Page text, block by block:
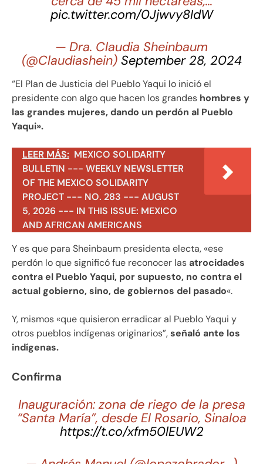
pic.twitter.com/0Jjwvy8IdW
— Dra. Claudia Sheinbaum
(@Claudiashein) September 28, 2024
“El Plan de Justicia del Pueblo Yaqui lo inició el
presidente con algo que hacen los grandes hombres y
las grandes mujeres, dando un perdón al Pueblo
Yaqui».
LEER MÁS: MEXICO SOLIDARITY
BULLETIN --- WEEKLY NEWSLETTER
OF THE MEXICO SOLIDARITY
PROJECT --- NO. 283 --- AUGUST
5, 2026 --- IN THIS ISSUE: MEXICO
AND AFRICAN AMERICANS
Y es que para Sheinbaum presidenta electa, «ese
perdón lo que significó fue reconocer lasatrocidades
contra el Pueblo Yaqui, por supuesto, no contra el
actual gobierno, sino, de gobiernos del pasado«.
Y, mismos «que quisieron erradicar al Pueblo Yaqui y
otros pueblos indígenas originarios”,señaló ante los
indígenas.
Confirma
Inauguración: zona de riego de la presa
“Santa María”, desde El Rosario, Sinaloa
https://t.co/xfm50lEUW2